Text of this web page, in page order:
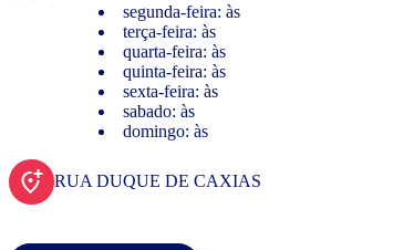
segunda-feira: às
terça-feira: às
quarta-feira: às
quinta-feira: às
sexta-feira: às
sabado: às
domingo: às
RUA DUQUE DE CAXIAS